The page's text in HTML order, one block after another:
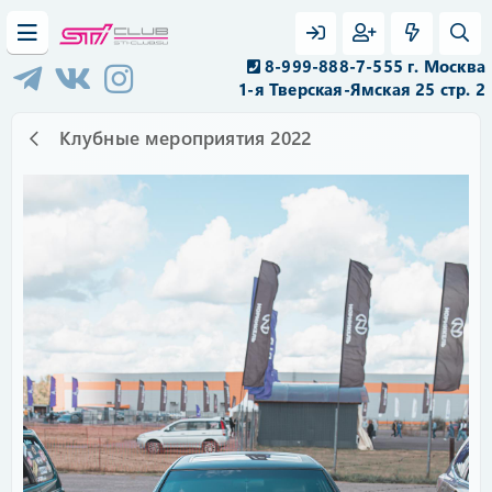
8-999-888-7-555 г. Москва
1-я Тверская-Ямская 25 стр. 2
Клубные мероприятия 2022